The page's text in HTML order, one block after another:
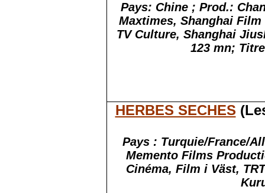
Pays: Chine ; Prod.:
Maxtimes, Shanghai Film
TV Culture, Shanghai
123 mn; Titre
HERBES SECHES (
Pays : Turquie/France/
Memento Films
Cinéma, Film i Väst,